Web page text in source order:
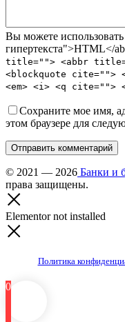
Вы можете
гипертекста">HTML</
title=""> <abbr
<blockquote cite="">
<em> <i> <q cite="">
Сохраните мое имя,
этом браузере для
Отправить комментарий
© 2021 — 2026 Банки и
права защищены.
Elementor not installed
Политика
0